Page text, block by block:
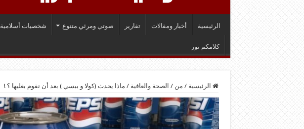
الرئيسية أخبار ومقالات تقارير صوتي ومرئي متنوع شخصيات أسلامية
كلامكم نور
الرئيسية / من / الصحة والعافية / ماذا يحدث (كولا و ببسي ) بعد أن نقوم بغليها ؟ !